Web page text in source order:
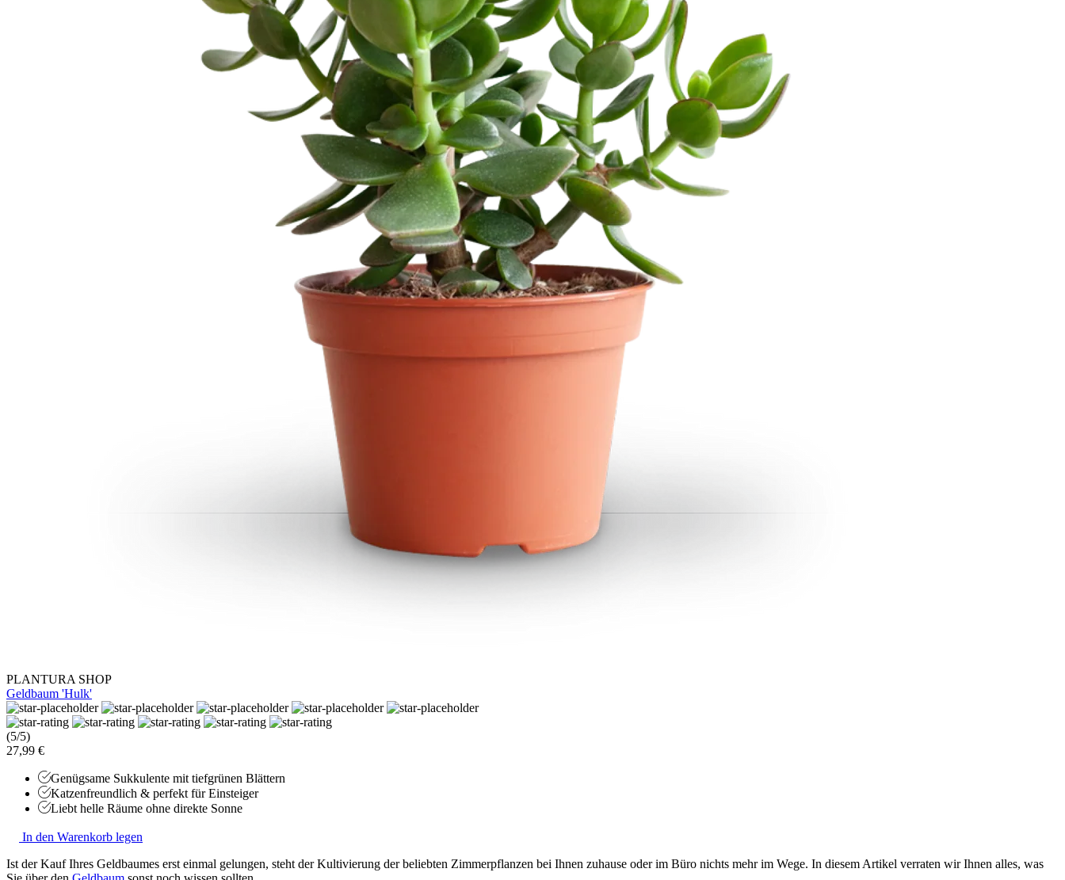
PLANTURA SHOP
Geldbaum 'Hulk'
(5/5)
27,99 €
Genügsame Sukkulente mit tiefgrünen Blättern
Katzenfreundlich & perfekt für Einsteiger
Liebt helle Räume ohne direkte Sonne
In den Warenkorb legen
Ist der Kauf Ihres Geldbaumes erst einmal gelungen, steht der Kultivierung der beliebten Zimmerpflanzen bei Ihnen zuhause oder im Büro nichts mehr im Wege. In diesem Artikel verraten wir Ihnen alles, was